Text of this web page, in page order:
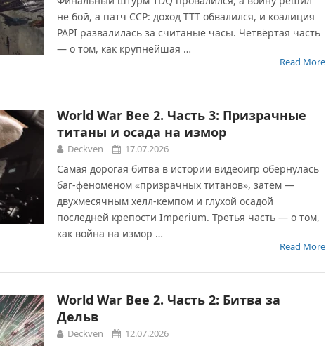
не бой, а патч CCP: доход TTT обвалился, и коалиция
PAPI развалилась за считаные часы. Четвёртая часть
— о том, как крупнейшая …
Read More
World War Bee 2. Часть 3: Призрачные
титаны и осада на измор
Deckven 17.07.2026
Самая дорогая битва в истории видеоигр обернулась
баг-феноменом «призрачных титанов», затем —
двухмесячным хелл-кемпом и глухой осадой
последней крепости Imperium. Третья часть — о том,
как война на измор …
Read More
World War Bee 2. Часть 2: Битва за
Дельв
Deckven 12.07.2026